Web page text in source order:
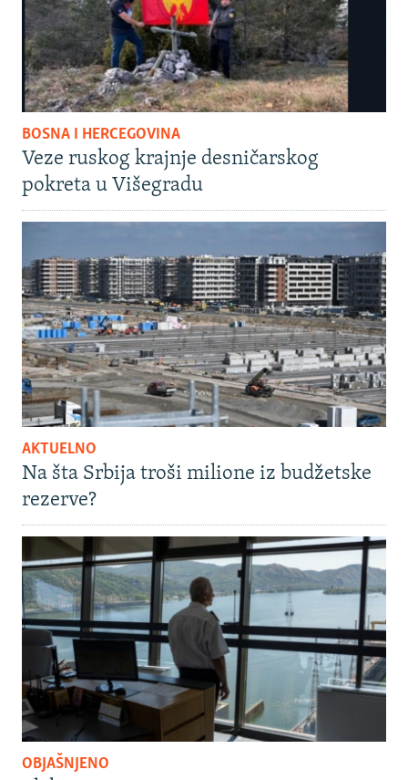
BOSNA I HERCEGOVINA
Veze ruskog krajnje desničarskog
pokreta u Višegradu
AKTUELNO
Na šta Srbija troši milione iz budžetske
rezerve?
OBJAŠNJENO